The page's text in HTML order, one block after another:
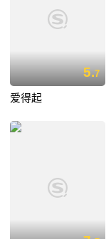
5.7
爱得起